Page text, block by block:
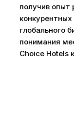
получив опыт
глобального
понимания
Choice Hotels